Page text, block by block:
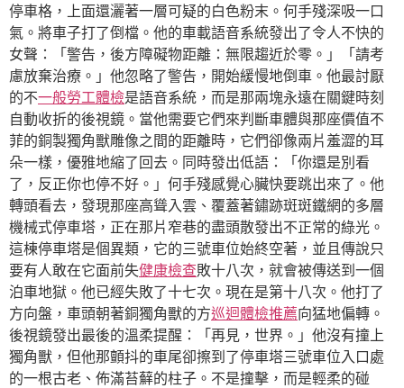
停車格，上面還灑著一層可疑的白色粉末。何手殘深吸一口
氣。將車子打了倒檔。他的車載語音系統發出了令人不快的
女聲：「警告，後方障礙物距離：無限趨近於零。」「請考
慮放棄治療。」他忽略了警告，開始緩慢地倒車。他最討厭
的不一般勞工體檢是語音系統，而是那兩塊永遠在關鍵時刻
自動收折的後視鏡。當他需要它們來判斷車體與那座價值不
菲的銅製獨角獸雕像之間的距離時，它們卻像兩片羞澀的耳
朵一樣，優雅地縮了回去。同時發出低語：「你還是別看
了，反正你也停不好。」何手殘感覺心臟快要跳出來了。他
轉頭看去，發現那座高聳入雲、覆蓋著鏽跡斑斑鐵網的多層
機械式停車塔，正在那片窄巷的盡頭散發出不正常的綠光。
這棟停車塔是個異類，它的三號車位始終空著，並且傳說只
要有人敢在它面前失健康檢查敗十八次，就會被傳送到一個
泊車地獄。他已經失敗了十七次。現在是第十八次。他打了
方向盤，車頭朝著銅獨角獸的方巡迴體檢推薦向猛地偏轉。
後視鏡發出最後的溫柔提醒：「再見，世界。」他沒有撞上
獨角獸，但他那顫抖的車尾卻擦到了停車塔三號車位入口處
的一根古老、佈滿苔蘚的柱子。不是撞擊，而是輕柔的碰